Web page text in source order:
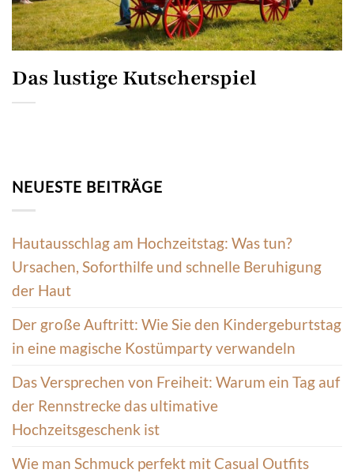
Das lustige Kutscherspiel
NEUESTE BEITRÄGE
Hautausschlag am Hochzeitstag: Was tun?
Ursachen, Soforthilfe und schnelle Beruhigung
der Haut
Der große Auftritt: Wie Sie den Kindergeburtstag
in eine magische Kostümparty verwandeln
Das Versprechen von Freiheit: Warum ein Tag auf
der Rennstrecke das ultimative
Hochzeitsgeschenk ist
Wie man Schmuck perfekt mit Casual Outfits